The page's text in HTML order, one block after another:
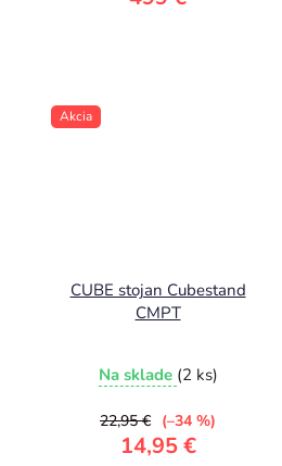
Akcia
CUBE stojan Cubestand
CMPT
Na sklade (2 ks)
14,95 €
22,95 € (–34 %)